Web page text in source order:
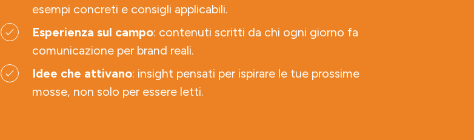
esempi concreti e consigli applicabili.
Esperienza sul campo: contenuti scritti da chi ogni giorno fa
comunicazione per brand reali.
Idee che attivano: insight pensati per ispirare le tue prossime
mosse, non solo per essere letti.